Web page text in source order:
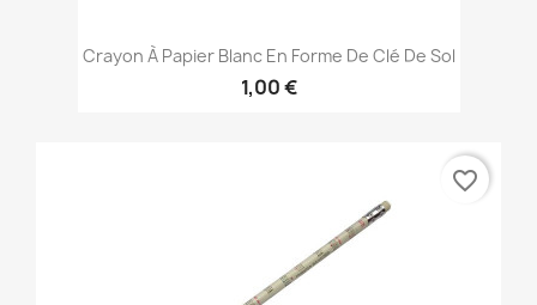
Crayon À Papier Blanc En Forme De Clé De Sol
1,00 €
favorite_border